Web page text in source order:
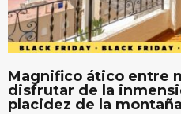
Magnifico ático entre
disfrutar de la
placidez de la